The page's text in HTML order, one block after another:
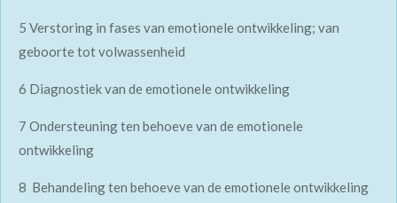
5 Verstoring in fases van emotionele ontwikkeling; van
geboorte tot volwassenheid
6 Diagnostiek van de emotionele ontwikkeling
7 Ondersteuning ten behoeve van de emotionele
ontwikkeling
8 Behandeling ten behoeve van de emotionele ontwikkeling